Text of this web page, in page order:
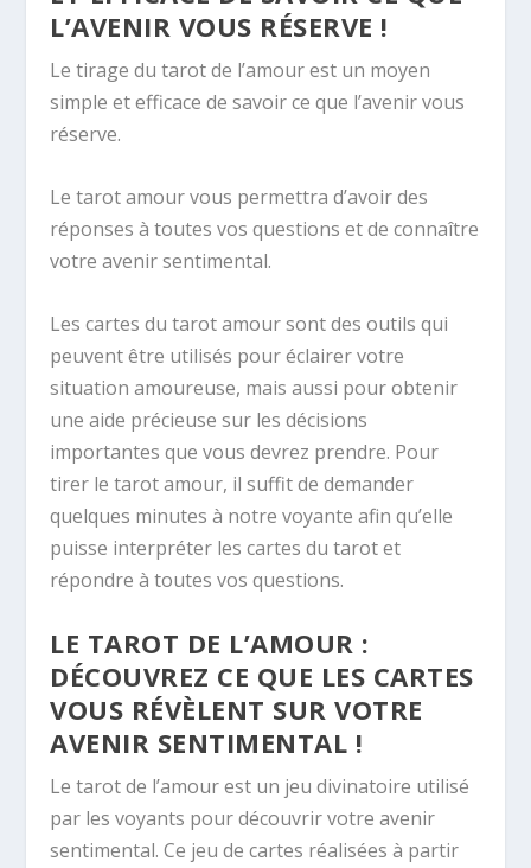
L’AVENIR VOUS RÉSERVE !
Le tirage du tarot de l’amour est un moyen
simple et efficace de savoir ce que l’avenir vous
réserve.
Le tarot amour vous permettra d’avoir des
réponses à toutes vos questions et de connaître
votre avenir sentimental.
Les cartes du tarot amour sont des outils qui
peuvent être utilisés pour éclairer votre
situation amoureuse, mais aussi pour obtenir
une aide précieuse sur les décisions
importantes que vous devrez prendre. Pour
tirer le tarot amour, il suffit de demander
quelques minutes à notre voyante afin qu’elle
puisse interpréter les cartes du tarot et
répondre à toutes vos questions.
LE TAROT DE L’AMOUR :
DÉCOUVREZ CE QUE LES CARTES
VOUS RÉVÈLENT SUR VOTRE
AVENIR SENTIMENTAL !
Le tarot de l’amour est un jeu divinatoire utilisé
par les voyants pour découvrir votre avenir
sentimental. Ce jeu de cartes réalisées à partir